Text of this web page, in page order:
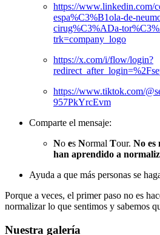
https://www.linkedin.com/
espa%C3%B1ola-de-
cirug%C3%ADa-
trk=company_logo
https://x.com/i/flow/login?
https://www.tiktok.com/
957PkYrcEvm
Comparte el mensaje:
No es Normal Tour. No es
han aprendido a
Ayuda a que más personas se
Porque a veces, el primer paso no es
normalizar lo que sentimos y sabemos
Nuestra galería